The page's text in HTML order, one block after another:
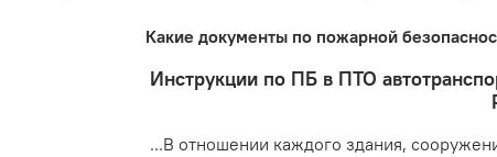
Какие документы по пожарной
Инструкции по ПБ в ПТО
...В отношении каждого здания,